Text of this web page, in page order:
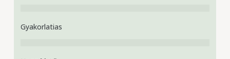
Gyakorlatias